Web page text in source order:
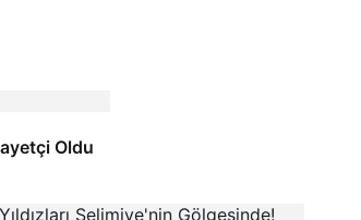
Oldu